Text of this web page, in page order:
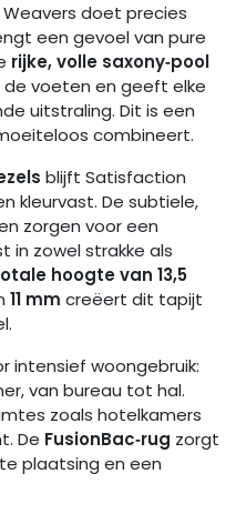
doet precies
een gevoel van pure
rijke, volle saxony‑pool
voeten en geeft elke
uitstraling. Dit is een
combineert.
blijft Satisfaction
kleurvast. De subtiele,
zorgen voor een
in zowel strakke als
hoogte van 13,5
11 mm creëert dit tapijt
intensief woongebruik:
van bureau tot hal.
zoals hotelkamers
De FusionBac‑rug zorgt
plaatsing en een